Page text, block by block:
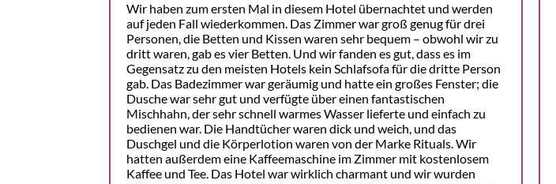
Wir haben zum ersten Mal in diesem Hotel übernachtet und werden
auf jeden Fall wiederkommen. Das Zimmer war groß genug für drei
Personen, die Betten und Kissen waren sehr bequem – obwohl wir zu
dritt waren, gab es vier Betten. Und wir fanden es gut, dass es im
Gegensatz zu den meisten Hotels kein Schlafsofa für die dritte Person
gab. Das Badezimmer war geräumig und hatte ein großes Fenster; die
Dusche war sehr gut und verfügte über einen fantastischen
Mischhahn, der sehr schnell warmes Wasser lieferte und einfach zu
bedienen war. Die Handtücher waren dick und weich, und das
Duschgel und die Körperlotion waren von der Marke Rituals. Wir
hatten außerdem eine Kaffeemaschine im Zimmer mit kostenlosem
Kaffee und Tee. Das Hotel war wirklich charmant und wir wurden